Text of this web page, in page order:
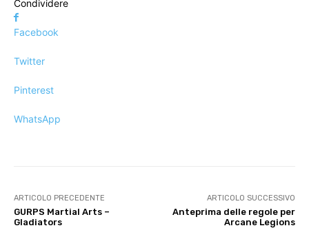
Condividere
Facebook
Twitter
Pinterest
WhatsApp
ARTICOLO PRECEDENTE
GURPS Martial Arts –
Gladiators
ARTICOLO SUCCESSIVO
Anteprima delle regole per
Arcane Legions